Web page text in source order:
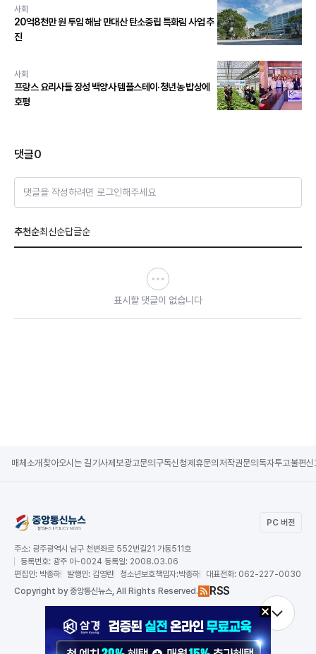
사회
20억8천만 원 투입 해남 만대산 탄소중립 특화림 사업 추
진
사회
프랑스 요리사들 장성 백양사 템플스테이·청년농 밥상에
호평
댓글0
댓글을 작성하려면 로그인해주세요
추천순최신순답글순
표시할 댓글이 없습니다
매체소개 찾아오시는 길기사제보광고문의 구독신청제휴문의 저작권문의 독자투고불편신
PC 버전
주소: 광주광역시 남구 천변좌로 552번길21 가동511호
등록번호: 광주 아-0024 등록일: 2008.03.06
편집인: 박종하 발행인: 김영란 청소년보호책임자:박종하 대표전화: 062-227-0030
Copyright by 중앙통신뉴스, All Rights Reserved. RSS